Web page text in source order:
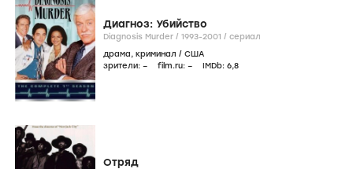
Диагноз: Убийство
Diagnosis Murder / 1993-2001 / сериал
драма, криминал / США
зрители: – film.ru: – IMDb: 6,8
Отряд